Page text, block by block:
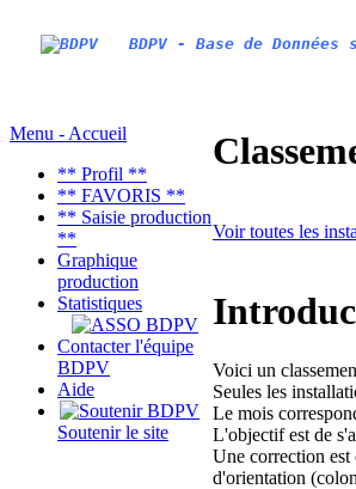
BDPV - Base de
Menu - Accueil
** Profil **
** FAVORIS **
** Saisie production
**
Graphique
production
Statistiques
Contacter l'équipe
BDPV
Aide
Soutenir le site
Voir toutes les
Voici un
Seules les
Le mois
L'objectif est de
Une correction est
d'orientation